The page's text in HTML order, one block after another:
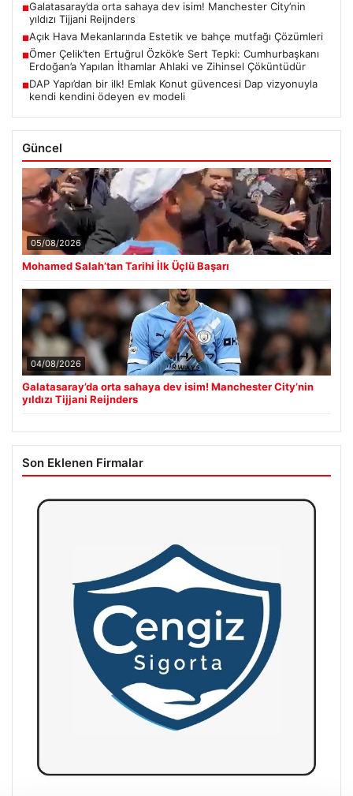
■Galatasaray’da orta sahaya dev isim! Manchester City’nin
yıldızı Tijjani Reijnders
■Açık Hava Mekanlarında Estetik ve bahçe mutfağı Çözümleri
■Ömer Çelik’ten Ertuğrul Özkök’e Sert Tepki: Cumhurbaşkanı
Erdoğan’a Yapılan İthamlar Ahlaki ve Zihinsel Çöküntüdür
■DAP Yapı’dan bir ilk! Emlak Konut güvencesi Dap vizyonuyla
kendi kendini ödeyen ev modeli
Güncel
05/08/2026
Mohamed Salah’tan Tarihi İlk Üçlü Başarı
04/08/2026
Galatasaray’da orta sahaya dev isim! Manchester City’nin
yıldızı Tijjani Reijnders
Son Eklenen Firmalar